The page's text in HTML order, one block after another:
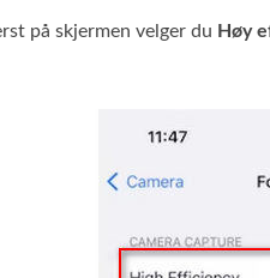
på skjermen velger du Høy